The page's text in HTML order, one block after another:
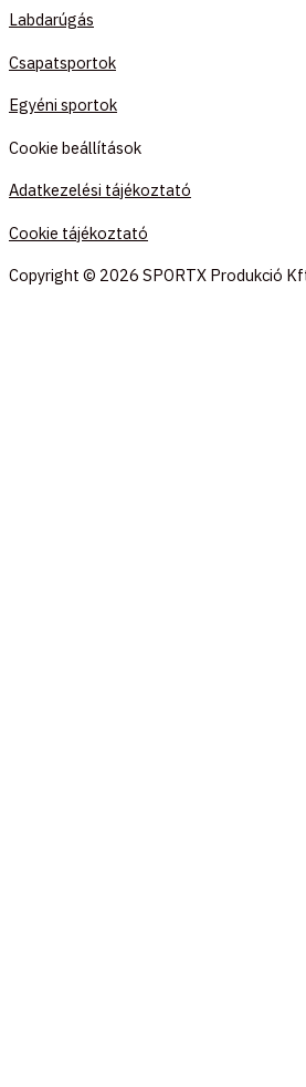
Labdarúgás
Csapatsportok
Egyéni sportok
Cookie beállítások
Adatkezelési tájékoztató
Cookie tájékoztató
Copyright © 2026 SPORTX Produkció